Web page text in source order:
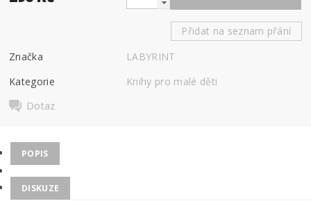
Přidat na seznam přání
Značka
LABYRINT
Kategorie
Knihy pro malé děti
Dotaz
POPIS
DISKUZE